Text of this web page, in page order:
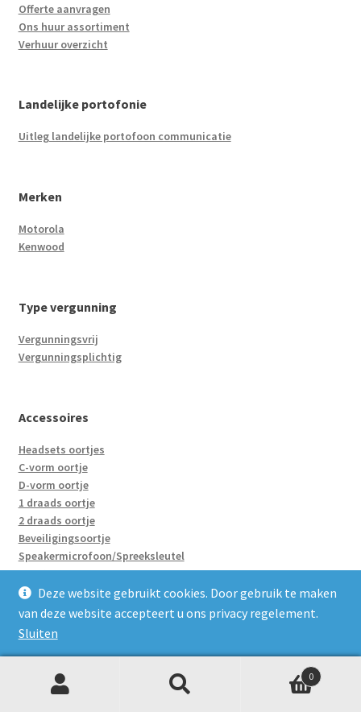
Offerte aanvragen
Ons huur assortiment
Verhuur overzicht
Landelijke portofonie
Uitleg landelijke portofoon communicatie
Merken
Motorola
Kenwood
Type vergunning
Vergunningsvrij
Vergunningsplichtig
Accessoires
Headsets oortjes
C-vorm oortje
D-vorm oortje
1 draads oortje
2 draads oortje
Beveiligingsoortje
Speakermicrofoon/Spreeksleutel
Accu’s
Holster
Enkelvoudige laders
Groepsladers
Adapter/Verloopje
0
Deze website gebruikt cookies. Door gebruik te maken
van deze website accepteert u ons privacy regelement.
Sluiten